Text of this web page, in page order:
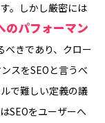
。しかし厳密には
のパフォーマン
べきであり、クロー
スをSEOと言うべ
で難しい定義の議
SEOをユーザーへ